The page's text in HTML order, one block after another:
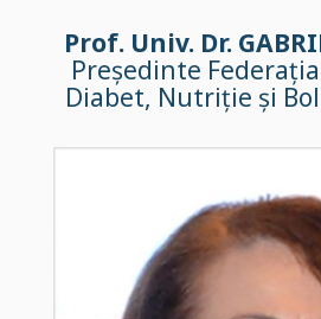
Prof. Univ. Dr.
Președinte
Diabet, Nutriție și